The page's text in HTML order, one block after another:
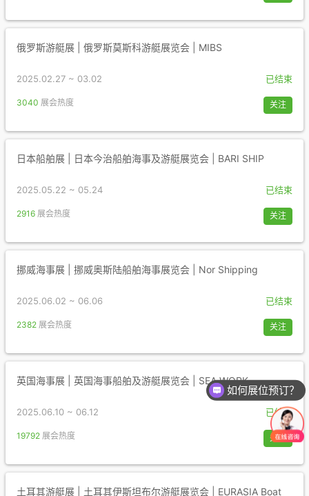
俄罗斯游艇展 | 俄罗斯莫斯科游艇展览会 | MIBS
2025.02.27 ~ 03.02 已结束
3040 展会热度 关注
日本船舶展 | 日本今治船舶海事及游艇展览会 | BARI SHIP
2025.05.22 ~ 05.24 已结束
2916 展会热度 关注
挪威海事展 | 挪威奥斯陆船舶海事展览会 | Nor Shipping
2025.06.02 ~ 06.06 已结束
2382 展会热度 关注
英国海事展 | 英国海事船舶及游艇展览会 | SEA WORK
2025.06.10 ~ 06.12 已结束
19792 展会热度 关注
土耳其游艇展 | 土耳其伊斯坦布尔游艇展览会 | EURASIA Boat
如何展位预订？